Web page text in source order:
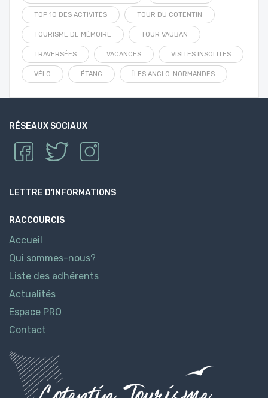
TOP 10 DES ACTIVITÉS TOUR DU COTENTIN
TOURISME DE MÉMOIRE TOUR VAUBAN
TRAVERSÉES VACANCES VISITES INSOLITES
VÉLO ÉTANG ÎLES ANGLO-NORMANDES
RÉSEAUX SOCIAUX
LETTRE D’INFORMATIONS
RACCOURCIS
Accueil
Qui sommes-nous?
Liste des adhérents
Actualités
Espace PRO
Contact